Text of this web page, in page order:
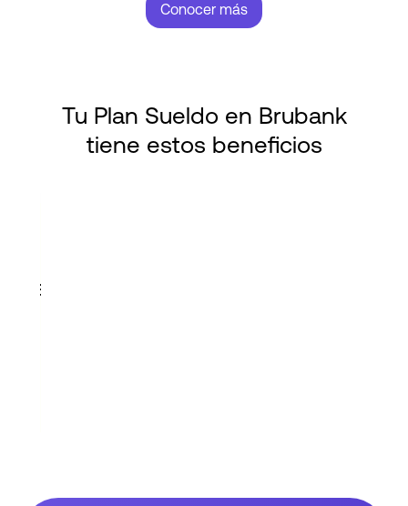
Conocer más
Tu Plan Sueldo en Brubank
tiene estos beneficios
con rendimientos diarios